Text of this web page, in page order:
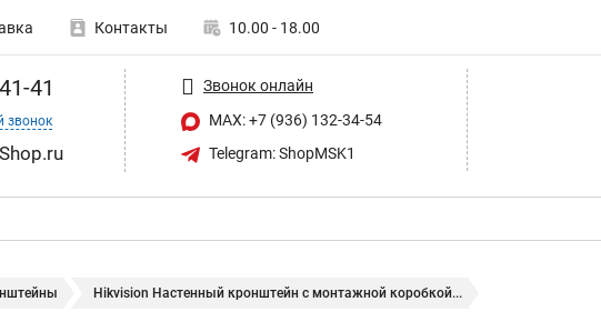
Контакты 10.00 - 18.00
41
звонок
Звонок онлайн
MAX: +7 (936) 132-34-54
Telegram: ShopMSK1
Hikvision Настенный кронштейн с монтажной коробкой...